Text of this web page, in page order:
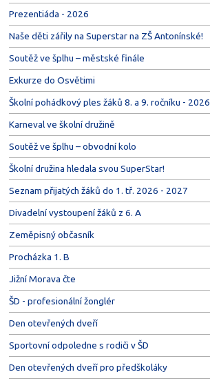
Prezentiáda - 2026
Naše děti zářily na Superstar na ZŠ Antonínské!
Soutěž ve šplhu – městské finále
Exkurze do Osvětimi
Školní pohádkový ples žáků 8. a 9. ročníku - 2026
Karneval ve školní družině
Soutěž ve šplhu – obvodní kolo
Školní družina hledala svou SuperStar!
Seznam přijatých žáků do 1. tř. 2026 - 2027
Divadelní vystoupení žáků z 6. A
Zeměpisný občasník
Procházka 1. B
Jižní Morava čte
ŠD - profesionální žonglér
Den otevřených dveří
Sportovní odpoledne s rodiči v ŠD
Den otevřených dveří pro předškoláky